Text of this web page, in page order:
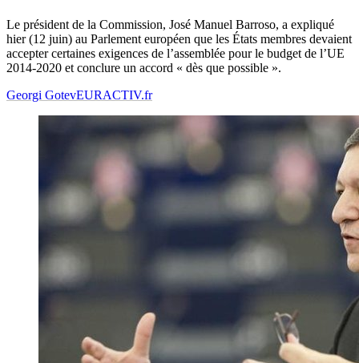
Le président de la Commission, José Manuel Barroso, a expliqué
hier (12 juin) au Parlement européen que les États membres devaient
accepter certaines exigences de l’assemblée pour le budget de l’UE
2014-2020 et conclure un accord « dès que possible ».
Georgi GotevEURACTIV.fr